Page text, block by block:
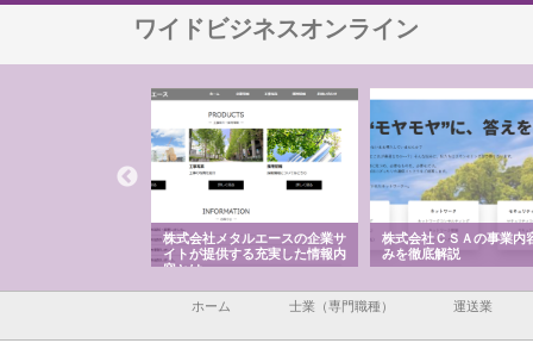
ワイドビジネスオンライン
株式会社メタルエースの企業サ
イトが提供する充実した情報内
容とは
株式会社ＣＳＡの事業内
みを徹底解説
ホーム 士業（専門職種） 運送業